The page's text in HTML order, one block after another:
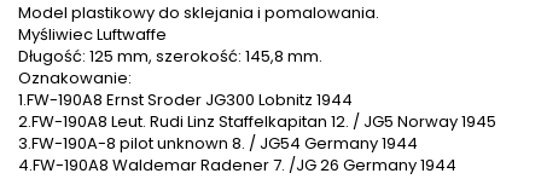
Model plastikowy do sklejania i pomalowania.
Myśliwiec Luftwaffe
Długość: 125 mm, szerokość: 145,8 mm.
Oznakowanie:
1.FW-190A8 Ernst Sroder JG300 Lobnitz 1944
2.FW-190A8 Leut. Rudi Linz Staffelkapitan 12. / JG5 Norway 1945
3.FW-190A-8 pilot unknown 8. / JG54 Germany 1944
4.FW-190A8 Waldemar Radener 7. /JG 26 Germany 1944